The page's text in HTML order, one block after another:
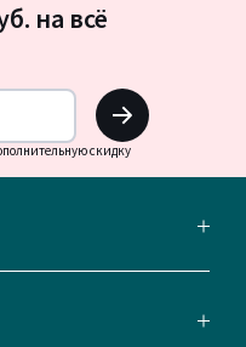
на всё
OK
скидку